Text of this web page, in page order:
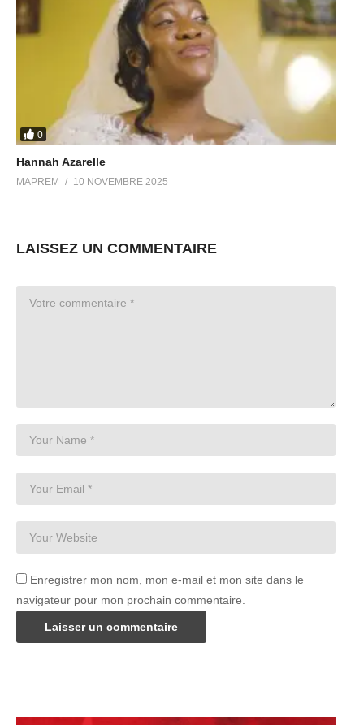
0
Hannah Azarelle
MAPREM 10 NOVEMBRE 2025
LAISSEZ UN COMMENTAIRE
Enregistrer mon nom, mon e-mail et mon site dans le
navigateur pour mon prochain commentaire.